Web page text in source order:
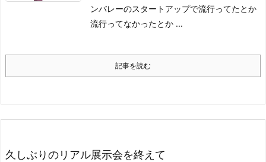
ンバレーのスタートアップで流行ってたとか
流行ってなかったとか ...
記事を読む
久しぶりのリアル展示会を終えて